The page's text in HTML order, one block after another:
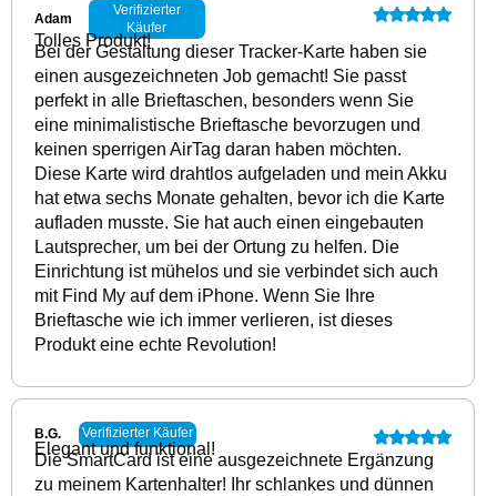
Adam
Verifizierter
Käufer
Tolles Produkt!
Bei der Gestaltung dieser Tracker-Karte haben sie
einen ausgezeichneten Job gemacht! Sie passt
perfekt in alle Brieftaschen, besonders wenn Sie
eine minimalistische Brieftasche bevorzugen und
keinen sperrigen AirTag daran haben möchten.
Diese Karte wird drahtlos aufgeladen und mein Akku
hat etwa sechs Monate gehalten, bevor ich die Karte
aufladen musste. Sie hat auch einen eingebauten
Lautsprecher, um bei der Ortung zu helfen. Die
Einrichtung ist mühelos und sie verbindet sich auch
mit Find My auf dem iPhone. Wenn Sie Ihre
Brieftasche wie ich immer verlieren, ist dieses
Produkt eine echte Revolution!
B.G. Verifizierter Käufer
Elegant und funktional!
Die SmartCard ist eine ausgezeichnete Ergänzung
zu meinem Kartenhalter! Ihr schlankes und dünnen